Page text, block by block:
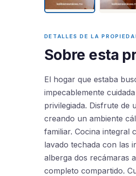
DETALLES DE LA
Sobre esta
El hogar que estaba
impecablemente
privilegiada. Disfrute de
creando un ambiente
familiar. Cocina integral
lavado techada con las
alberga dos recámaras
completo compartido.